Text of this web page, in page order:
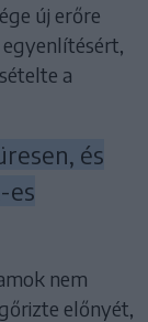
új erőre
a
és
es
nem
előnyét,